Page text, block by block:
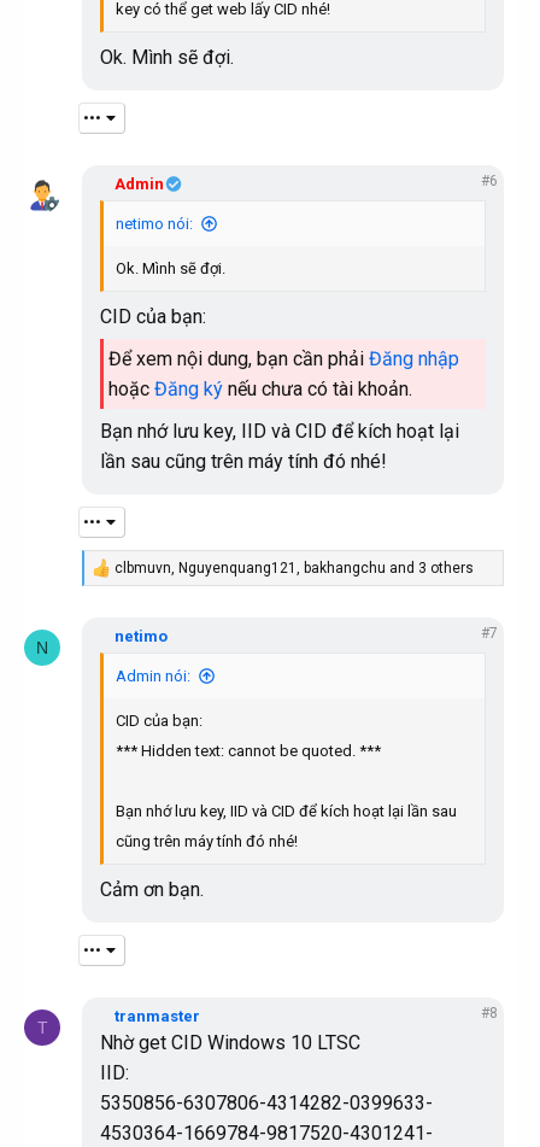
key có thể get web lấy CID nhé!
Ok. Mình sẽ đợi.
•••
Admin #6
netimo nói:
Ok. Mình sẽ đợi.
CID của bạn:
Để xem nội dung, bạn cần phải Đăng nhập
hoặc Đăng ký nếu chưa có tài khoản.
Bạn nhớ lưu key, IID và CID để kích hoạt lại
lần sau cũng trên máy tính đó nhé!
•••
R
clbmuvn, Nguyenquang121 , bakhangchu and 3 others
N
netimo #7
Admin nói:
CID của bạn:
*** Hidden text: cannot be quoted. ***
Bạn nhớ lưu key, IID và CID để kích hoạt lại lần sau
cũng trên máy tính đó nhé!
Cảm ơn bạn.
•••
T
tranmaster #8
Nhờ get CID Windows 10 LTSC
IID:
5350856-6307806-4314282-0399633-
4530364-1669784-9817520-4301241-